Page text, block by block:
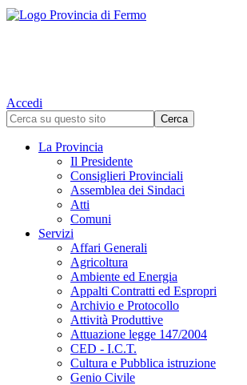
Accedi
La Provincia
Il Presidente
Consiglieri Provinciali
Assemblea dei Sindaci
Atti
Comuni
Servizi
Affari Generali
Agricoltura
Ambiente ed Energia
Appalti Contratti ed Espropri
Archivio e Protocollo
Attività Produttive
Attuazione legge 147/2004
CED - I.C.T.
Cultura e Pubblica istruzione
Genio Civile